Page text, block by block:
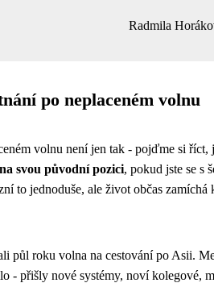
Radmila
po neplaceném volnu
volnu není jen tak - pojďme si říct,
svou původní pozici, pokud jste se s
to jednoduše, ale život občas zamíchá
půl roku volna na cestování po Asii.
- přišly nové systémy, noví kolegové,